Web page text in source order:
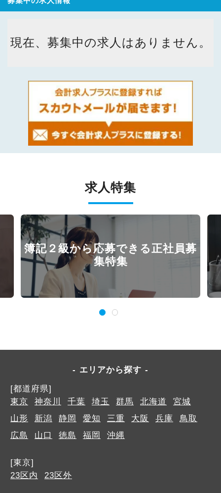
現在、募集中の求人はありません。
求人特集
簿記２級から応募できる正社員募
集特集
エリアから探す
[都道府県]
東京
神奈川 千葉 埼玉 群馬 北海道
宮城
山形
新潟 静岡 愛知 三重 大阪 兵庫
鳥取
広島
山口 徳島 福岡 沖縄
[東京]
23区内
23区外